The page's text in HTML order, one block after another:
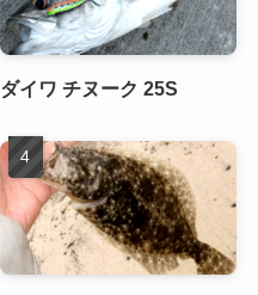
ダイワ チヌーク 25S